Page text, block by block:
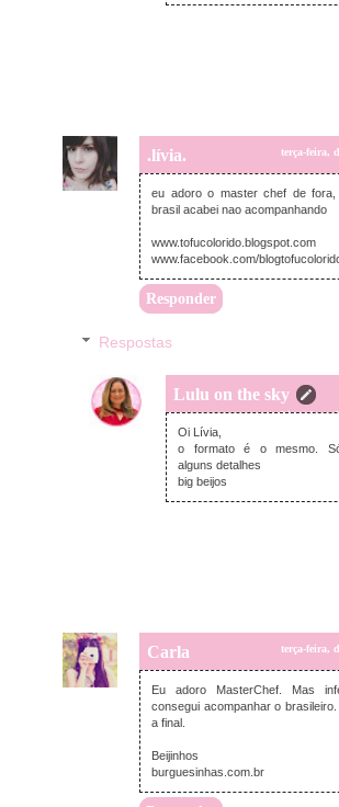
.lívia. terça-feira,
eu adoro o master chef de
brasil acabei nao acompanhando
www.tofucolorido.blogspot.com
www.facebook.com/
Responder
Respostas
Lulu on the sky
quarta-feira,
Oi Lívia,
o formato é o mesmo.
alguns detalhes
big beijos
Carla terça-feira,
Eu adoro MasterChef. Mas
consegui acompanhar o
a final.
Beijinhos
burguesinhas.com.br